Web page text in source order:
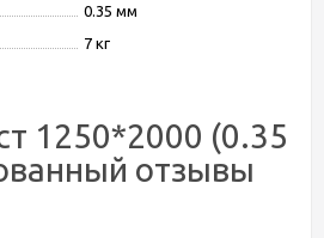
0.35 мм
7 кг
1250*2000 (0.35
отзывы